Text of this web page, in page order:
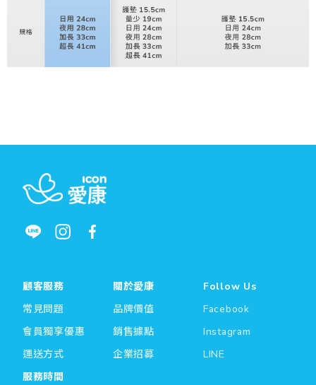
顧客服務
常見問題
會員獨享優惠
運送方式
關於愛康
品牌價值
銷售據點
企業招募
Follow Us
Facebook
Instagram
LINE
服務時間